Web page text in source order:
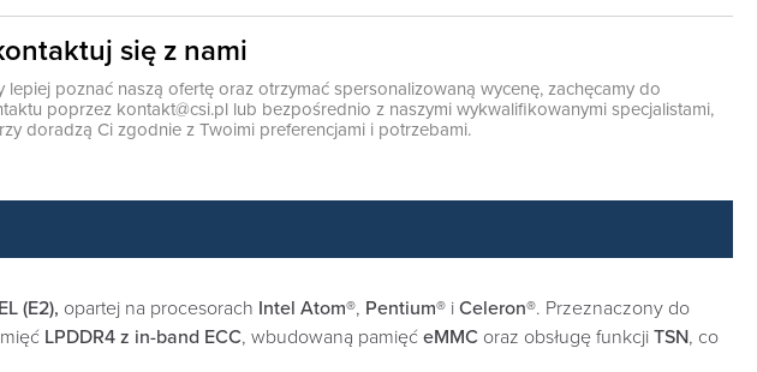
się z nami
lepiej poznać naszą ofertę oraz otrzymać spersonalizowaną wycenę, zachęcamy do
poprzez kontakt@csi.pl lub bezpośrednio z naszymi wykwalifikowanymi specjalistami,
doradzą Ci zgodnie z Twoimi preferencjami i potrzebami.
(E2), opartej na procesorach Intel Atom®, Pentium® i Celeron®. Przeznaczony do
LPDDR4 z in-band ECC, wbudowaną pamięć eMMC oraz obsługę funkcji TSN, co